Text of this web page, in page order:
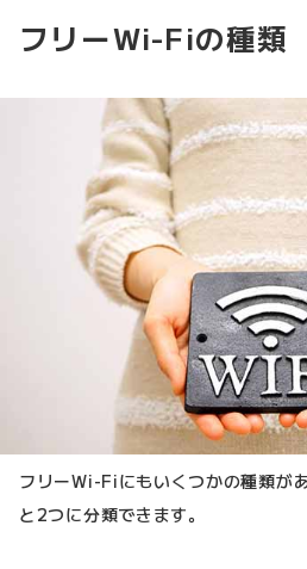
フリーWi-Fiの種類
フリーWi-Fiにもいくつかの種類が
と2つに分類できます。